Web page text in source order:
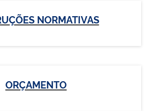
NORMATIVAS
ORÇAMENTO